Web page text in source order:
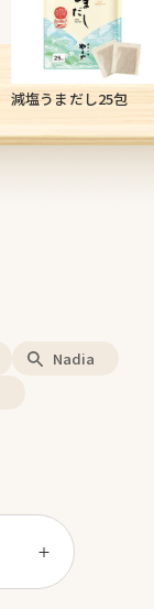
減塩うまだし25包
Nadia